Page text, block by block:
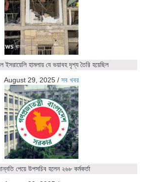
ইসরায়েলি হামলায় যে ভয়াবহ দৃশ্য তৈরি হয়েছিল
August 29, 2025 / সব খবর
পেয়ে উপসচিব হলেন ২৬৮ কর্মকর্তা